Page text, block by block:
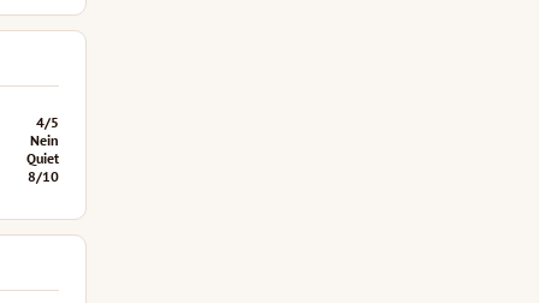
4/5
Nein
Quiet
8/10